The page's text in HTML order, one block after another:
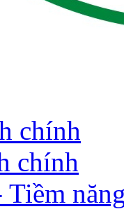
chính
chính